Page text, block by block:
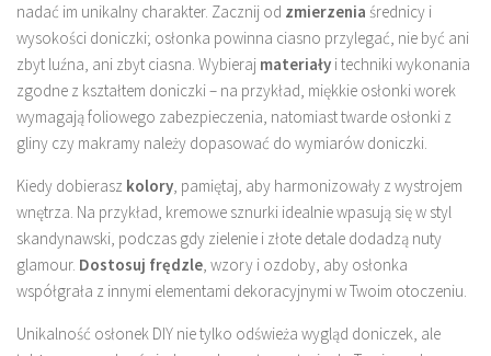
nadać im unikalny charakter. Zacznij od zmierzenia średnicy i
wysokości doniczki; osłonka powinna ciasno przylegać, nie być ani
zbyt luźna, ani zbyt ciasna. Wybieraj materiały i techniki wykonania
zgodne z kształtem doniczki – na przykład, miękkie osłonki worek
wymagają foliowego zabezpieczenia, natomiast twarde osłonki z
gliny czy makramy należy dopasować do wymiarów doniczki.
Kiedy dobierasz kolory, pamiętaj, aby harmonizowały z wystrojem
wnętrza. Na przykład, kremowe sznurki idealnie wpasują się w styl
skandynawski, podczas gdy zielenie i złote detale dodadzą nuty
glamour. Dostosuj frędzle, wzory i ozdoby, aby osłonka
współgrała z innymi elementami dekoracyjnymi w Twoim otoczeniu.
Unikalność osłonek DIY nie tylko odświeża wygląd doniczek, ale